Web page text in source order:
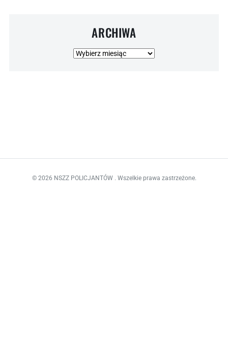
ARCHIWA
Archiwa
© 2026 NSZZ POLICJANTÓW . Wszelkie prawa zastrzeżone.